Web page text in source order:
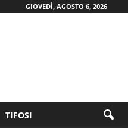
GIOVEDÌ, AGOSTO 6, 2026
TIFOSI